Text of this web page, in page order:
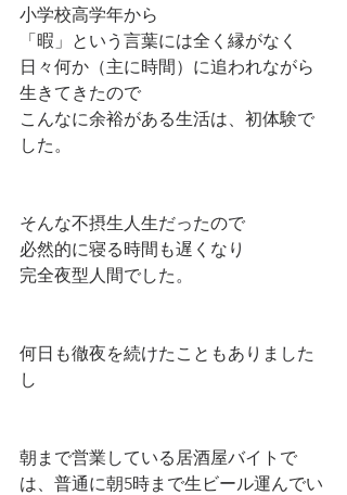
小学校高学年から
「暇」という言葉には全く縁がなく
日々何か（主に時間）に追われながら
生きてきたので
こんなに余裕がある生活は、初体験で
した。
そんな不摂生人生だったので
必然的に寝る時間も遅くなり
完全夜型人間でした。
何日も徹夜を続けたこともありました
し
朝まで営業している居酒屋バイトで
は、普通に朝5時まで生ビール運んでい